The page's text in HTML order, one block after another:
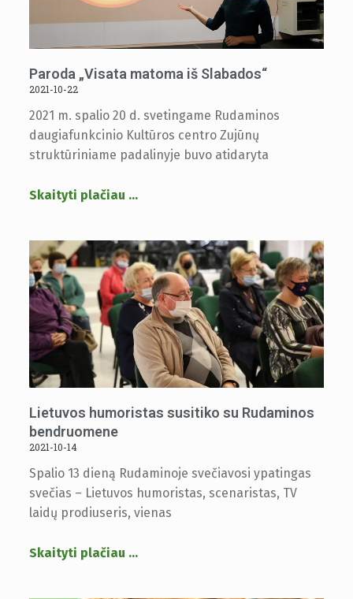
Paroda „Visata matoma iš Slabados“
2021-10-22
2021 m. spalio 20 d. svetingame Rudaminos
daugiafunkcinio Kultūros centro Zujūnų
struktūriniame padalinyje buvo atidaryta
Skaityti plačiau …
Lietuvos humoristas susitiko su Rudaminos
bendruomene
2021-10-14
Spalio 13 dieną Rudaminoje svečiavosi ypatingas
svečias – Lietuvos humoristas, scenaristas, TV
laidų prodiuseris, vienas
Skaityti plačiau …